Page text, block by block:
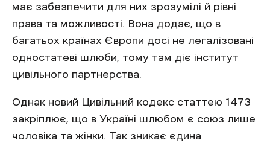
має забезпечити для них зрозумілі й рівні
права та можливості. Вона додає, що в
багатьох країнах Європи досі не легалізовані
одностатеві шлюби, тому там діє інститут
цивільного партнерства.
Однак новий Цивільний кодекс статтею 1473
закріплює, що в Україні шлюбом є союз лише
чоловіка та жінки. Так зникає єдина